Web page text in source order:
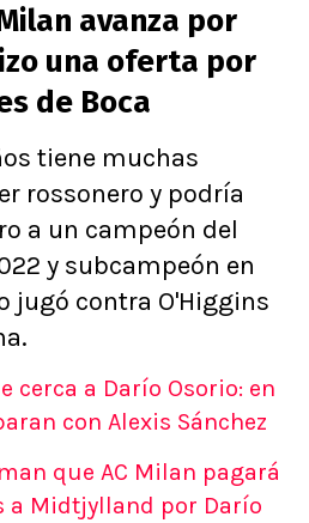
avanza por
una oferta por
de Boca
tiene muchas
rossonero y podría
a un campeón del
y subcampeón en
jugó contra O'Higgins
cerca a Darío Osorio: en
con Alexis Sánchez
que AC Milan pagará
a Midtjylland por Darío